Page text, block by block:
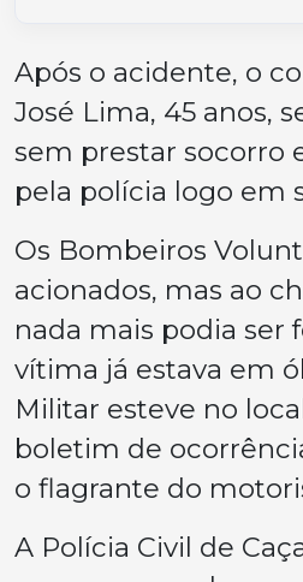
Após o acidente, o
José Lima, 45 anos,
sem prestar socorro
pela polícia logo em
Os Bombeiros
acionados, mas ao
nada mais podia ser
vítima já estava em
Militar esteve no
boletim de
o flagrante do
A Polícia Civil de